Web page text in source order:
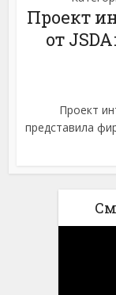
Проект
от
Проект
представила